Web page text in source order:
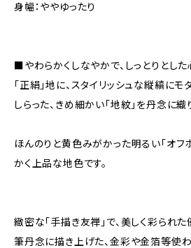
身幅：ややゆったり
■やわらかくしなやかで、しっとりとし
「正絹」地に、スタイリッシュな縦縞に
しらった、きめ細かい「地紋」を丹念に織
ほんのりと黄色みがかった明るい「オフ
かく上品な地色です。
緻密な「手描き友禅」で、美しく彩られ
筆丹念に描き上げた、金彩や金箔等使わ